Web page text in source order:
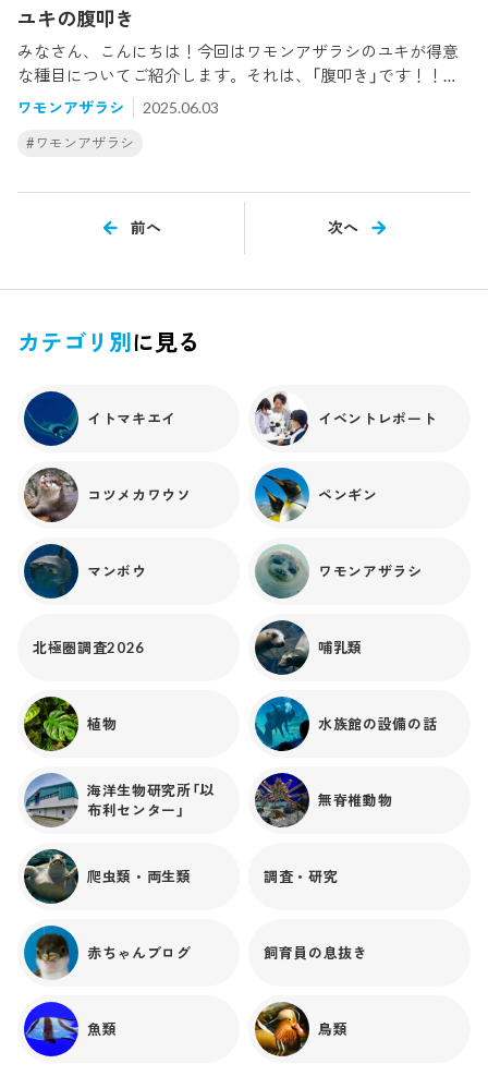
プとペンを使ってトートバックを完成させるのですが、なん
とも皆様のセンスの良さ！！どれも素敵で私が欲しくなって
しまいました。ちなみに足型のハンコは、海遊館のコツメカ
ワウソに協力してもらった型をもとにハンコを作ったので、
肉球の形や広がり方は本物なんです～(*^▽^*)後半はカワウソ
の保全についてのお話です。わたしたちの身近なものとコツ
いるのか、遠く離れた日本からカワウソを守るためにできる
ことがあるのか、ボードゲームを使って感じていただきまし
おこし、そして続けていただく」きっかけになれば嬉しいなと
さまざまなイベントや情報発信をしていますのでぜひチェッ
ユキの腹叩き
みなさん、こんにちは！今回はワモンアザラシのユキが得意
な種目についてご紹介します。それは、「腹叩き」です！！！
前肢の指を目一杯開き、とても大きな音を出すことができま
す。その様子がこちらです。 パンッ！といい音が鳴っていま
すよね？しかし、全身の毛が乾いたユキの「腹叩き」はまた違
て、どこか心もとないような、パフッという音がするので
す。毎日、お腹の叩き方の動きや音などの違いによって、前
してみてください！もしかすると、腹を叩いているユキの「腹
ワモンアザラシ 2025.06.03
#ワモンアザラシ
前へ 次へ
カテゴリ別に見る
イトマキエイ イベントレポート
コツメカワウソ ペンギン
マンボウ ワモンアザラシ
北極圏調査2026 哺乳類
植物 水族館の設備の話
海洋生物研究所「以
布利センター」
無脊椎動物
爬虫類・両生類 調査・研究
赤ちゃんブログ 飼育員の息抜き
魚類 鳥類